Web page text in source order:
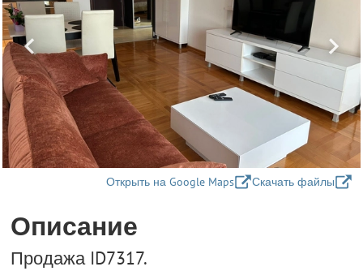
Открыть на Google Maps Скачать файлы
Описание
Продажа ID7317.